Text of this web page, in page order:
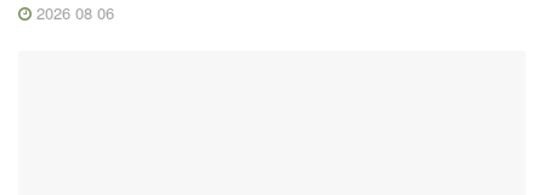
2026 08 06